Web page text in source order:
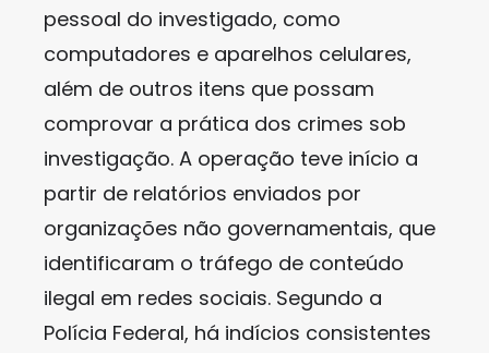
pessoal do investigado, como
computadores e aparelhos celulares,
além de outros itens que possam
comprovar a prática dos crimes sob
investigação. A operação teve início a
partir de relatórios enviados por
organizações não governamentais, que
identificaram o tráfego de conteúdo
ilegal em redes sociais. Segundo a
Polícia Federal, há indícios consistentes